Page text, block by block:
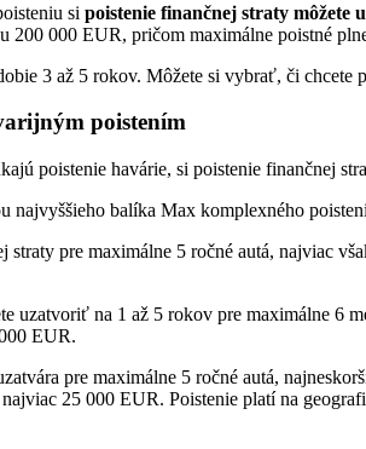
si poistenie finančnej straty môžete
200 000 EUR, pričom maximálne poistné
3 až 5 rokov. Môžete si vybrať, či
poistením
poistenie havárie, si poistenie finančnej
najvyššieho balíka Max komplexného
straty pre maximálne 5 ročné autá, najviac
uzatvoriť na 1 až 5 rokov pre maximálne 6
EUR.
pre maximálne 5 ročné autá,
25 000 EUR. Poistenie platí na